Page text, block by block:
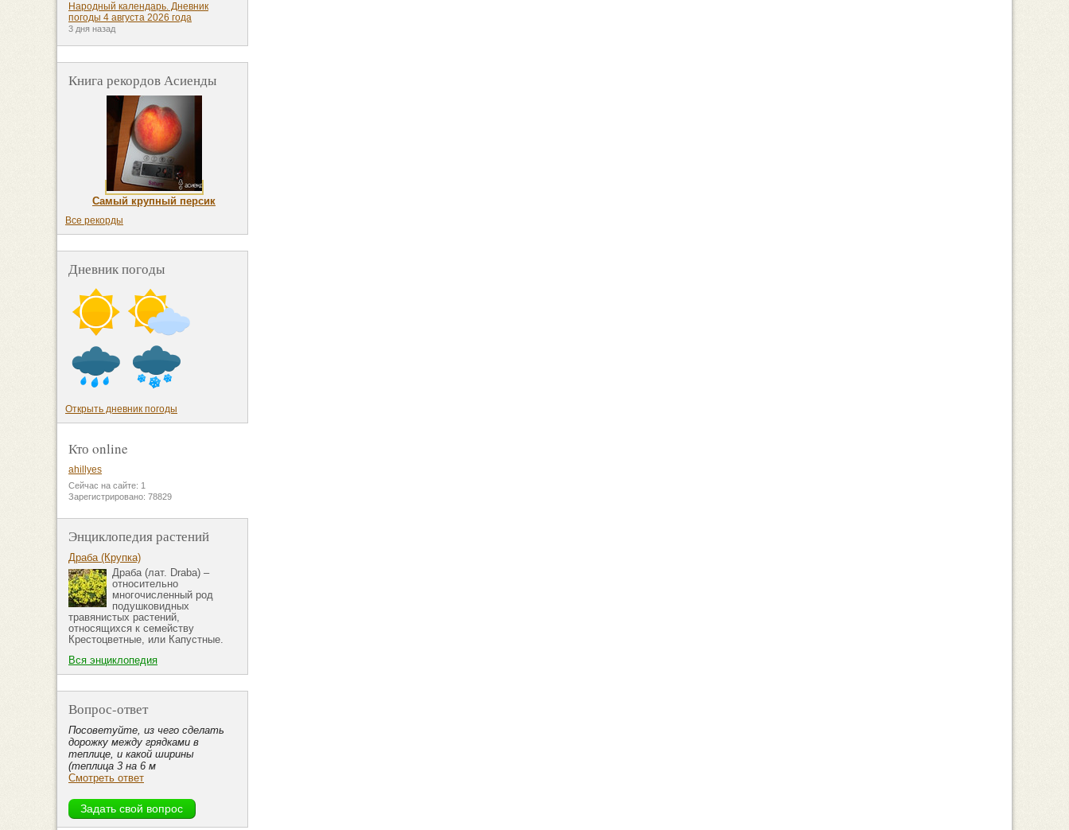
Народный календарь. Дневник
погоды 4 августа 2026 года
3 дня назад
Книга рекордов Асиенды
Самый крупный персик
Все рекорды
Дневник погоды
Открыть дневник погоды
Кто online
ahillyes
Сейчас на сайте: 1
Зарегистрировано: 78829
Энциклопедия растений
Драба (Крупка)
Драба (лат. Draba) –
относительно
многочисленный род
подушковидных
травянистых растений,
относящихся к семейству
Крестоцветные, или Капустные.
Вся энциклопедия
Вопрос-ответ
Посоветуйте, из чего сделать
дорожку между грядками в
теплице, и какой ширины
(теплица 3 на 6 м
Смотреть ответ